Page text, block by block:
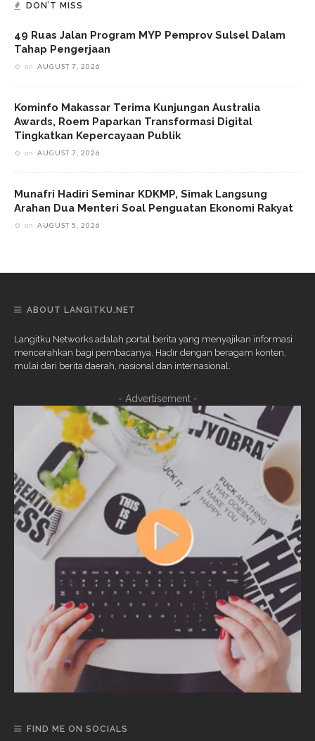
DON’T MISS
49 Ruas Jalan Program MYP Pemprov Sulsel Dalam
Tahap Pengerjaan
on AUGUST 7, 2026
Kominfo Makassar Terima Kunjungan Australia
Awards, Roem Paparkan Transformasi Digital
Tingkatkan Kepercayaan Publik
on AUGUST 7, 2026
Munafri Hadiri Seminar KDKMP, Simak Langsung
Arahan Dua Menteri Soal Penguatan Ekonomi Rakyat
on AUGUST 5, 2026
ABOUT LANGITKU.NET
Langitku Networks adalah portal berita yang menyajikan informasi
mencerahkan bagi pembacanya. Hadir dengan beragam konten,
mulai dari berita daerah, nasional dan internasional.
- Advertisement -
FIND ME ON SOCIALS